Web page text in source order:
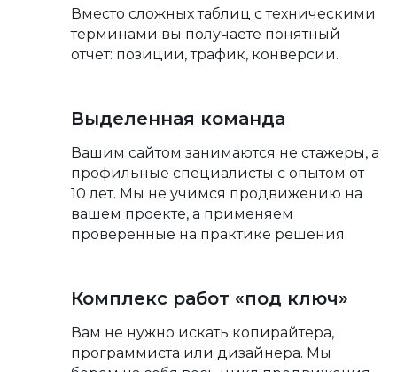
Вместо сложных таблиц с техническими
терминами вы получаете понятный
отчет: позиции, трафик, конверсии.
Выделенная команда
Вашим сайтом занимаются не стажеры, а
профильные специалисты с опытом от
10 лет. Мы не учимся продвижению на
вашем проекте, а применяем
проверенные на практике решения.
Комплекс работ «под ключ»
Вам не нужно искать копирайтера,
программиста или дизайнера. Мы